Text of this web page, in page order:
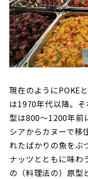
現在のようにPOKE
は1970年代以降。
型は800〜1200年前
シアからカヌーで移
れたばかりの魚をぶ
ナッツとともに味わ
の（料理法の）原型